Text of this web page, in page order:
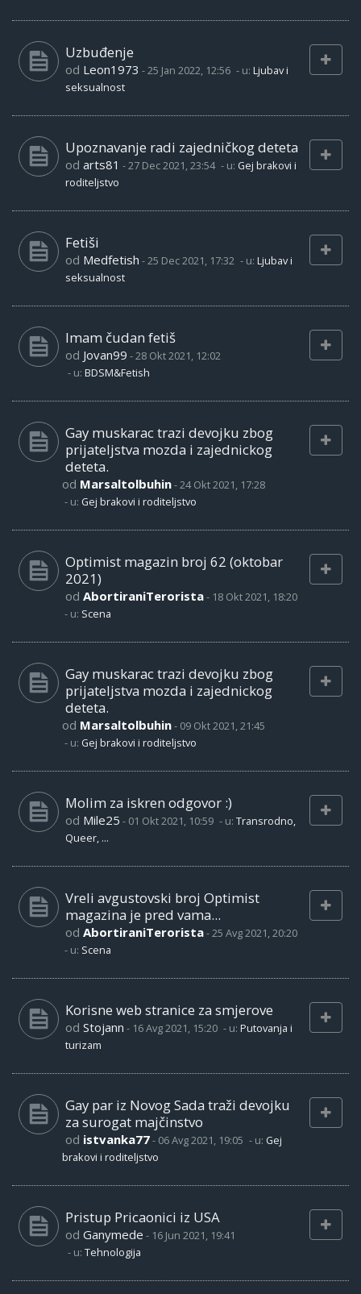
Uzbuđenje
od Leon1973 -25 Jan 2022, 12:56 - u: Ljubav i
seksualnost
Upoznavanje radi zajedničkog deteta
od arts81 -27 Dec 2021, 23:54 - u: Gej brakovi i
roditeljstvo
Fetiši
od Medfetish -25 Dec 2021, 17:32 - u: Ljubav i
seksualnost
Imam čudan fetiš
od Jovan99 -28 Okt 2021, 12:02
- u: BDSM&Fetish
Gay muskarac trazi devojku zbog
prijateljstva mozda i zajednickog
deteta.
od Marsaltolbuhin-24 Okt 2021, 17:28
- u: Gej brakovi i roditeljstvo
Optimist magazin broj 62 (oktobar
2021)
od AbortiraniTerorista- 18 Okt 2021, 18:20
- u: Scena
Gay muskarac trazi devojku zbog
prijateljstva mozda i zajednickog
deteta.
od Marsaltolbuhin- 09 Okt 2021, 21:45
- u: Gej brakovi i roditeljstvo
Molim za iskren odgovor :)
od Mile25 - 01 Okt 2021, 10:59 - u: Transrodno,
Queer, ...
Vreli avgustovski broj Optimist
magazina je pred vama...
od AbortiraniTerorista-25 Avg 2021, 20:20
- u: Scena
Korisne web stranice za smjerove
od Stojann - 16 Avg 2021, 15:20 - u: Putovanja i
turizam
Gay par iz Novog Sada traži devojku
za surogat majčinstvo
od istvanka77- 06 Avg 2021, 19:05 - u: Gej
brakovi i roditeljstvo
Pristup Pricaonici iz USA
od Ganymede - 16 Jun 2021, 19:41
- u: Tehnologija